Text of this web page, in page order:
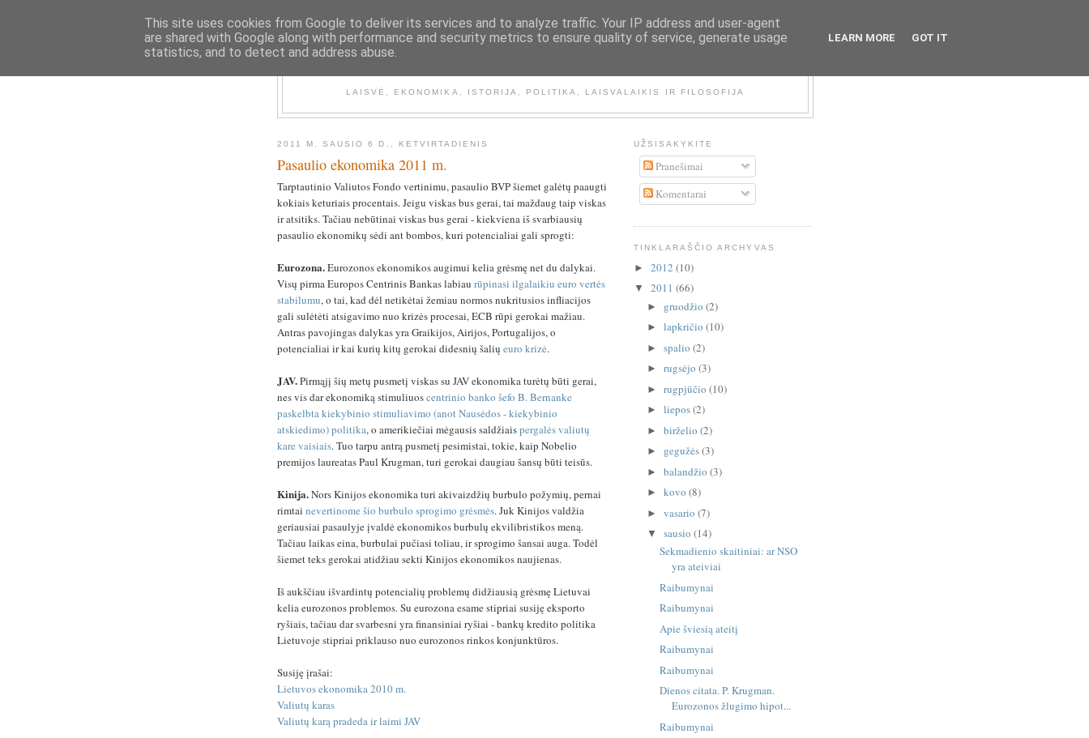
LAISVĖ, EKONOMIKA, ISTORIJA, POLITIKA, LAISVALAIKIS IR FILOSOFIJA
2011 M. SAUSIO 6 D., KETVIRTADIENIS
Pasaulio ekonomika 2011 m.
Tarptautinio Valiutos Fondo vertinimu, pasaulio BVP šiemet galėtų paaugti
kokiais keturiais procentais. Jeigu viskas bus gerai, tai maždaug taip viskas
ir atsitiks. Tačiau nebūtinai viskas bus gerai - kiekviena iš svarbiausių
pasaulio ekonomikų sėdi ant bombos, kuri potencialiai gali sprogti:
Eurozona.Eurozonos ekonomikos augimui kelia grėsmę net du dalykai.
Visų pirma Europos Centrinis Bankas labiau rūpinasi ilgalaikiu euro vertės
stabilumu, o tai, kad dėl netikėtai žemiau normos nukritusios infliacijos
gali sulėtėti atsigavimo nuo krizės procesai, ECB rūpi gerokai mažiau.
Antras pavojingas dalykas yra Graikijos, Airijos, Portugalijos, o
potencialiai ir kai kurių kitų gerokai didesnių šalių euro krizė.
JAV.Pirmąjį šių metų pusmetį viskas su JAV ekonomika turėtų būti gerai,
nes vis dar ekonomiką stimuliuoscentrinio banko šefo B. Bernanke
paskelbta kiekybinio stimuliavimo (anot Nausėdos - kiekybinio
atskiedimo) politika, o amerikiečiai mėgausis saldžiaispergalės valiutų
kare vaisiais. Tuo tarpu antrą pusmetį pesimistai, tokie, kaip Nobelio
premijos laureatas Paul Krugman, turi gerokai daugiau šansų būti teisūs.
Kinija.Nors Kinijos ekonomika turi akivaizdžių burbulo požymių, pernai
rimtai nevertinome šio burbulo sprogimo grėsmės. Juk Kinijos valdžia
geriausiai pasaulyje įvaldė ekonomikos burbulų ekvilibristikos meną.
Tačiau laikas eina, burbulai pučiasi toliau, ir sprogimo šansai auga. Todėl
šiemet teks gerokai atidžiau sekti Kinijos ekonomikos naujienas.
Iš aukščiau išvardintų potencialių problemų didžiausią grėsmę Lietuvai
kelia eurozonos problemos. Su eurozona esame stipriai susiję eksporto
ryšiais, tačiau dar svarbesni yra finansiniai ryšiai - bankų kredito politika
Lietuvoje stipriai priklauso nuo eurozonos rinkos konjunktūros.
Susiję įrašai:
Lietuvos ekonomika 2010 m.
Valiutų karas
Valiutų karą pradeda ir laimi JAV
UŽSISAKYKITE
Pranešimai
Komentarai
TINKLARAŠČIO ARCHYVAS
► 2012 (10)
▼ 2011 (66)
► gruodžio (2)
► lapkričio (10)
► spalio (2)
► rugsėjo (3)
► rugpjūčio (10)
► liepos(2)
► birželio (2)
► gegužės(3)
► balandžio (3)
► kovo (8)
► vasario (7)
▼ sausio (14)
Sekmadienio skaitiniai: ar NSO
yra ateiviai
Raibumynai
Raibumynai
Apie šviesią ateitį
Raibumynai
Raibumynai
Dienos citata. P. Krugman.
Eurozonos žlugimo hipot...
Raibumynai
This site uses cookies from Google to deliver its services and to analyze traffic. Your IP address and user-agent
are shared with Google along with performance and security metrics to ensure quality of service, generate usage
statistics, and to detect and address abuse.
LEARN MORE GOT IT